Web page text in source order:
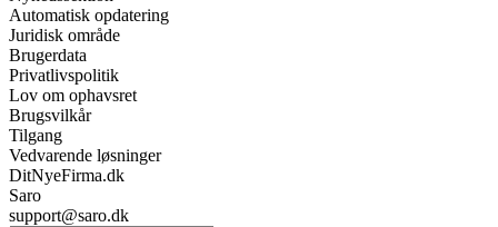
Automatisk opdatering
Juridisk område
Brugerdata
Privatlivspolitik
Lov om ophavsret
Brugsvilkår
Tilgang
Vedvarende løsninger
DitNyeFirma.dk
Saro
support@saro.dk